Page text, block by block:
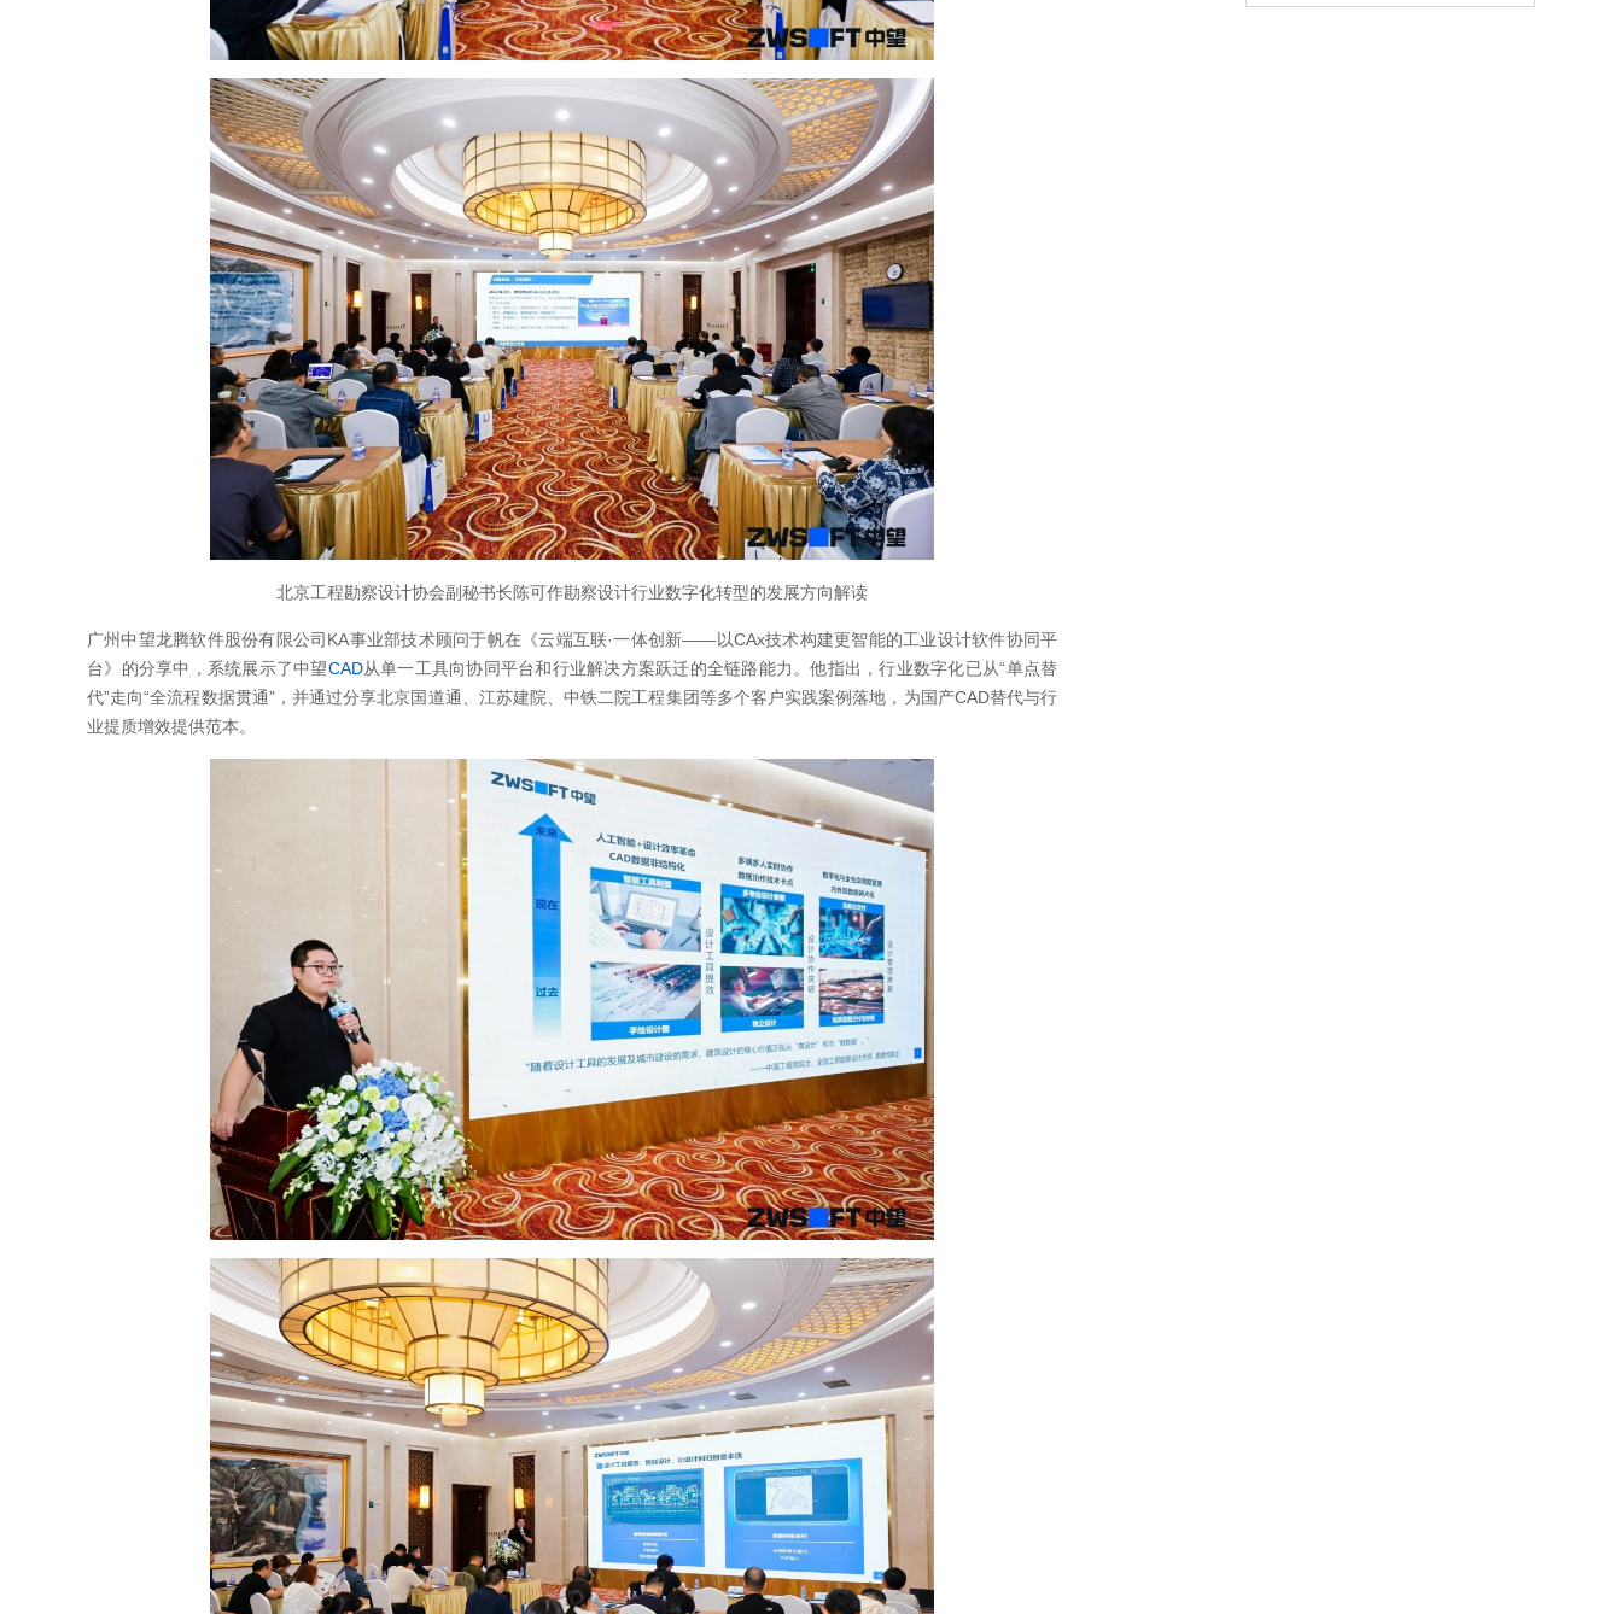
北京工程勘察设计协会副秘书长陈可作勘察设计行业数字化转型的发展方向解读
广州中望龙腾软件股份有限公司KA事业部技术顾问于帆在《云端互联·一体创新——以CAx技术构建更智能的工业设计软件协同平
台》的分享中，系统展示了中望CAD从单一工具向协同平台和行业解决方案跃迁的全链路能力。他指出，行业数字化已从“单点替
代”走向“全流程数据贯通”，并通过分享北京国道通、江苏建院、中铁二院工程集团等多个客户实践案例落地，为国产CAD替代与行
业提质增效提供范本。